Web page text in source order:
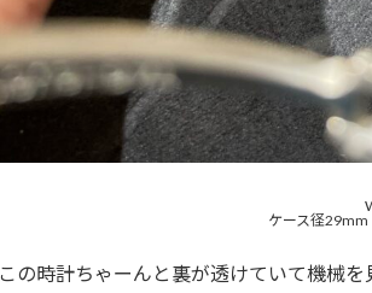
ケース径
この時計ちゃーんと裏が透けていて機械